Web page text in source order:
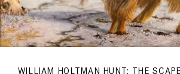
WILLIAM HOLTMAN HUNT: THE